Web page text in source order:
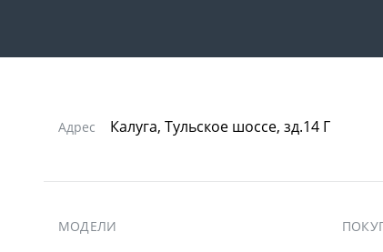
Адрес Калуга, Тульское шоссе, зд.14 Г
МОДЕЛИ